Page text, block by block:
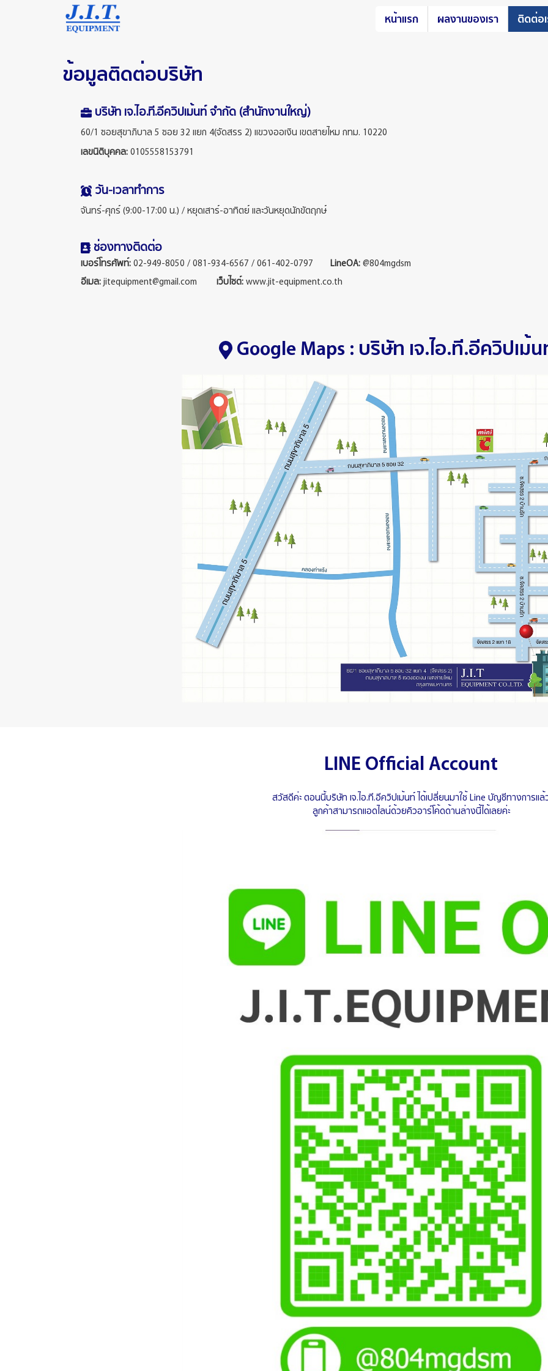
หน้าแรก ผลงานของเรา ติดต่อเ
ข้อมูลติดต่อบริษัท
บริษัท เจ.ไอ.ที.อีควิปเม้นท์ จำกัด (สำนักงานใหญ่)
60/1 ซอยสุขาภิบาล 5 ซอย 32 แยก 4(จัดสรร 2) แขวงออเงิน เขตสายไหม กทม. 10220
เลขนิติบุคคล: 0105558153791
วัน-เวลาทำการ
จันทร์-ศุกร์ (9:00-17:00 น.) / หยุดเสาร์-อาทิตย์ และวันหยุดนักขัตฤกษ์
ช่องทางติดต่อ
เบอร์โทรศัพท์: 02-949-8050 / 081-934-6567 / 061-402-0797 LineOA: @804mgdsm
อีเมล: jitequipment@gmail.com เว็บไซต์: www.jit-equipment.co.th
Google Maps : บริษัท เจ.ไอ.ที.อีควิปเม้
LINE Official Account
สวัสดีค่ะ ตอนนี้บริษัท เจ.ไอ.ที.อีควิปเม้นท์ ได้เปลี่ยนมาใช้ Line บัญชีทางการแล้
ลูกค้าสามารถแอดไลน์ด้วยคิวอาร์โค้ดด้านล่างนี้ได้เลยค่ะ